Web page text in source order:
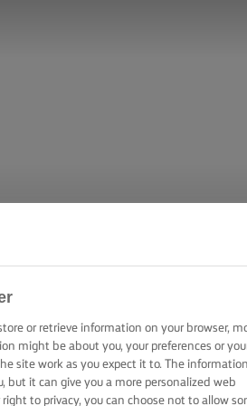
or retrieve information on your browser,
might be about you, your preferences or
site work as you expect it to. The information
it can give you a more personalized web
to privacy, you can choose not to allow